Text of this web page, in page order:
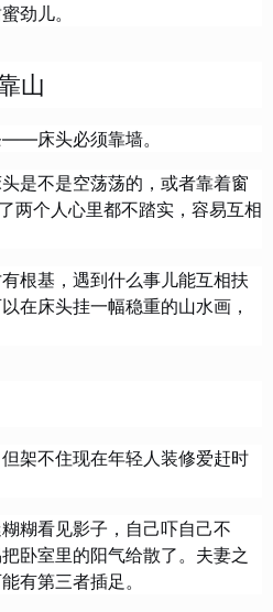
劲儿。
山
床头必须靠墙。
是不是空荡荡的，或者靠着窗
两个人心里都不踏实，容易互相
根基，遇到什么事儿能互相扶
在床头挂一幅稳重的山水画，
架不住现在年轻人装修爱赶时
糊看见影子，自己吓自己不
卧室里的阳气给散了。夫妻之
有第三者插足。